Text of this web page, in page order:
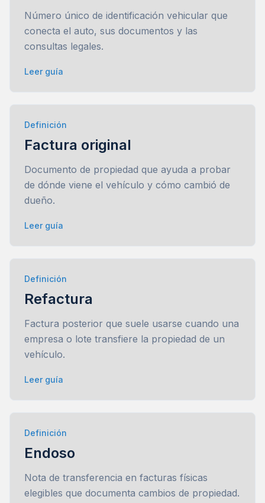
Número único de identificación vehicular que
conecta el auto, sus documentos y las
consultas legales.
Leer guía
Definición
Factura original
Documento de propiedad que ayuda a probar
de dónde viene el vehículo y cómo cambió de
dueño.
Leer guía
Definición
Refactura
Factura posterior que suele usarse cuando una
empresa o lote transfiere la propiedad de un
vehículo.
Leer guía
Definición
Endoso
Nota de transferencia en facturas físicas
elegibles que documenta cambios de propiedad.